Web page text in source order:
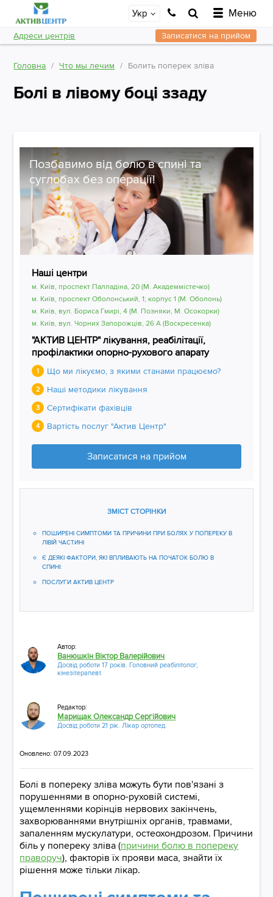
Укр Меню
Адреси центрів Записатися на прийом
Головна Что мы лечим Болить поперек зліва
Болі в лівому боці ззаду
Позбавимо від болю в спині та
суглобах без операції!
Наші центри
м. Київ, проспект Палладіна, 20 (М. Академмістечко)
м. Київ, проспект Оболонський, 1; корпус 1 (М. Оболонь)
м. Київ, вул. Бориса Гмирі, 4 (М. Позняки, М. Осокорки)
м. Київ, вул. Чорних Запорожців, 26 А (Воскресенка)
"АКТИВ ЦЕНТР" лікування, реабілітації,
профілактики опорно-рухового апарату
1 Що ми лікуємо, з якими станами працюємо?
2 Наші методики лікування
3 Сертифікати фахівців
4 Вартість послуг "Актив Центр"
Записатися на прийом
ЗМІСТ СТОРІНКИ
ПОШИРЕНІ СИМПТОМИ ТА ПРИЧИНИ ПРИ БОЛЯХ У ПОПЕРЕКУ В
ЛІВІЙ ЧАСТИНІ​​​​​​​
Є ДЕЯКІ ФАКТОРИ, ЯКІ ВПЛИВАЮТЬ НА ПОЧАТОК БОЛЮ В
СПИНІ:
ПОСЛУГИ АКТИВ ЦЕНТР
Автор:
Ванюшкін Віктор Валерійович
Досвід роботи 17 років. Головний реабілітолог,
кінезітерапевт.
Редактор:
Марищак Олександр Сергійович
Досвід роботи 21 рік. Лікар ортопед.
Оновлено: 07.09.2023
Болі в попереку зліва можуть бути пов'язані з
порушеннями в опорно-руховій системі,
ущемленнями корінців нервових закінчень,
захворюваннями внутрішніх органів, травмами,
запаленням мускулатури, остеохондрозом. Причини
біль у попереку зліва (причини болю в попереку
праворуч), факторів їх прояви маса, знайти їх
рішення може тільки лікар.